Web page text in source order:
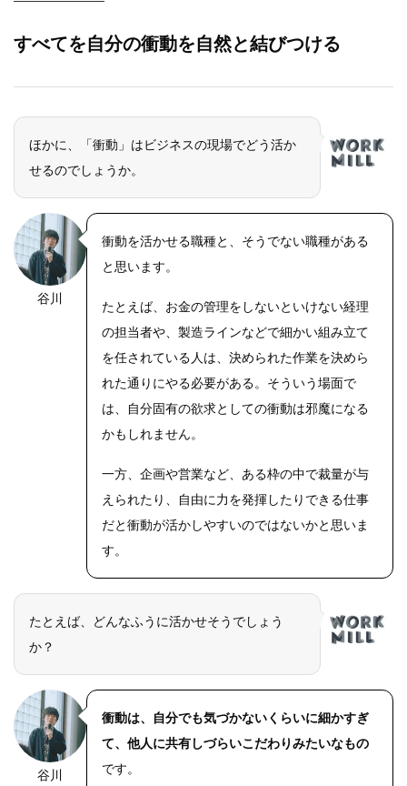
すべてを自分の衝動を自然と結びつける
ほかに、「衝動」はビジネスの現場でどう活か
せるのでしょうか。
谷川
衝動を活かせる職種と、そうでない職種がある
と思います。
たとえば、お金の管理をしないといけない経理
の担当者や、製造ラインなどで細かい組み立て
を任されている人は、決められた作業を決めら
れた通りにやる必要がある。そういう場面で
は、自分固有の欲求としての衝動は邪魔になる
かもしれません。
一方、企画や営業など、ある枠の中で裁量が与
えられたり、自由に力を発揮したりできる仕事
だと衝動が活かしやすいのではないかと思いま
す。
たとえば、どんなふうに活かせそうでしょう
か？
谷川
衝動は、自分でも気づかないくらいに細かすぎ
て、他人に共有しづらいこだわりみたいなもの
です。